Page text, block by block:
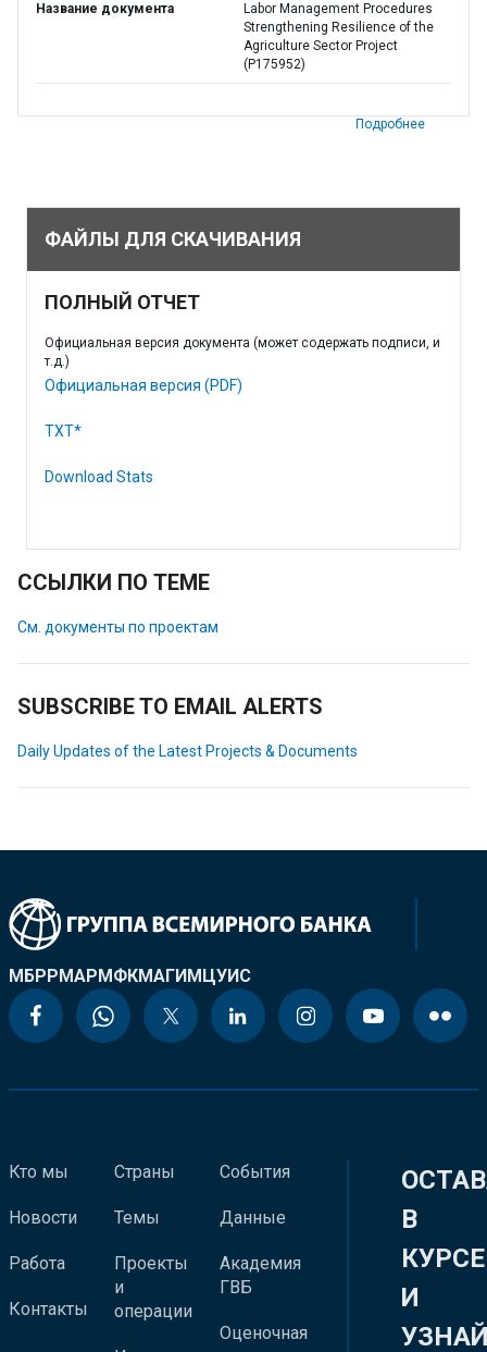
Название документа
Labor Management Procedures
Strengthening Resilience of the
Agriculture Sector Project
(P175952)
Подробнее
ФАЙЛЫ ДЛЯ СКАЧИВАНИЯ
ПОЛНЫЙ ОТЧЕТ
Официальная версия документа (может содержать подписи, и
т.д.)
Официальная версия (PDF)
TXT*
Download Stats
ССЫЛКИ ПО ТЕМЕ
См. документы по проектам
SUBSCRIBE TO EMAIL ALERTS
Daily Updates of the Latest Projects & Documents
МБРРМАРМФКМАГИМЦУИС
Кто мы
Новости
Работа
Контакты
Страны
Темы
Проекты
и
операции
События
Данные
Академия
ГВБ
Оценочная
В
КУРСЕ
И